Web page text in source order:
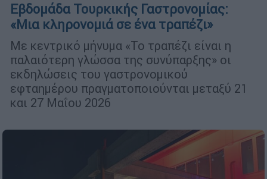
Εβδομάδα Τουρκικής Γαστρονομίας:
«Μια κληρονομιά σε ένα τραπέζι»
Με κεντρικό μήνυμα «Το τραπέζι είναι η
παλαιότερη γλώσσα της συνύπαρξης» οι
εκδηλώσεις του γαστρονομικού
εφταημέρου πραγματοποιούνται μεταξύ 21
και 27 Μαΐου 2026